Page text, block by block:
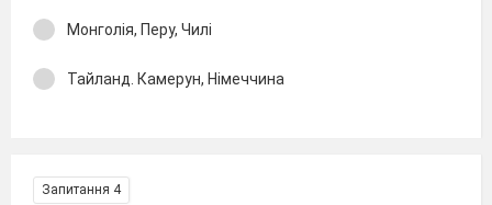
Монголія, Перу, Чилі
Тайланд. Камерун, Німеччина
Запитання 4